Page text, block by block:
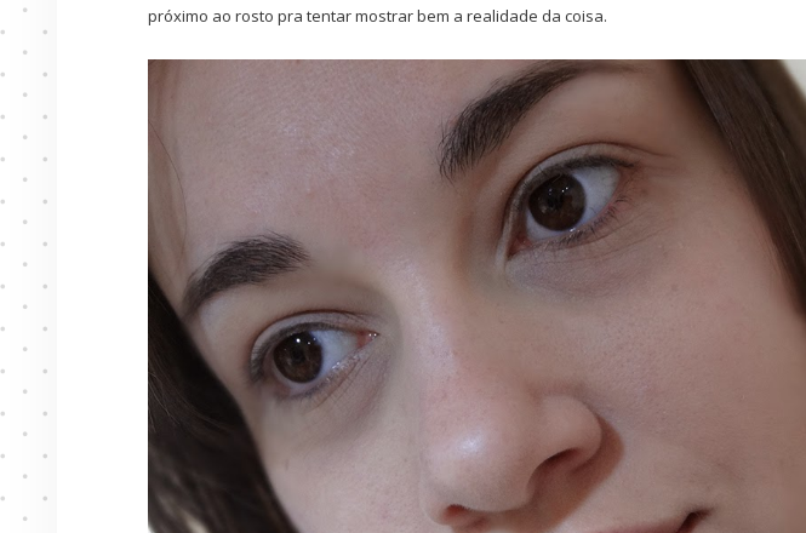
próximo ao rosto pra tentar mostrar bem a realidade da coisa.